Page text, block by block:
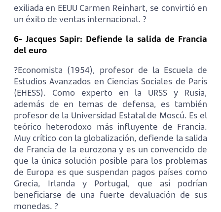
exiliada en EEUU Carmen Reinhart, se convirtió en
un éxito de ventas internacional. ?
6- Jacques Sapir: Defiende la salida de Francia
del euro
?Economista (1954), profesor de la Escuela de
Estudios Avanzados en Ciencias Sociales de París
(EHESS). Como experto en la URSS y Rusia,
además de en temas de defensa, es también
profesor de la Universidad Estatal de Moscú. Es el
teórico heterodoxo más influyente de Francia.
Muy crítico con la globalización, defiende la salida
de Francia de la eurozona y es un convencido de
que la única solución posible para los problemas
de Europa es que suspendan pagos países como
Grecia, Irlanda y Portugal, que así podrían
beneficiarse de una fuerte devaluación de sus
monedas. ?